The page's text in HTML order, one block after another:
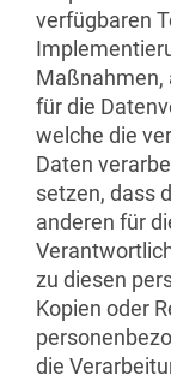
verfügbaren
Maßnahmen,
für die
welche die
Daten
setzen, dass
anderen für
zu diesen
Kopien oder
die